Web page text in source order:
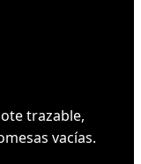
trazable,
vacías.